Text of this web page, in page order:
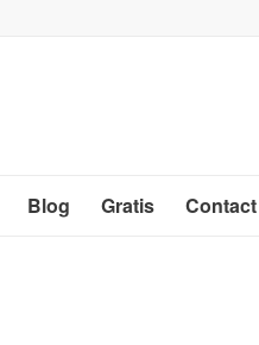
Blog Gratis Contact